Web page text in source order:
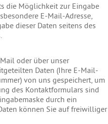
die Möglichkeit zur Eingabe
E-Mail-Adresse,
dieser Daten seitens des
oder über unser
Daten (Ihre E-Mail-
von uns gespeichert, um
des Kontaktformulars sind
durch ein
können Sie auf freiwilliger